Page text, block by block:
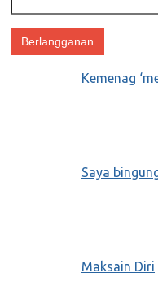
email
Kemenag
Saya
Maksain Diri